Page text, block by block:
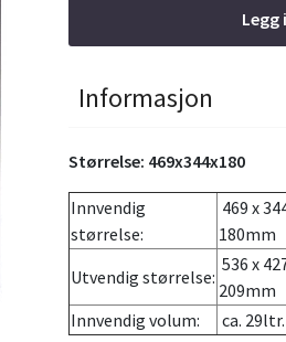
Legg
Informasjon
Størrelse: 469x344x180
Innvendig
størrelse:
469 x
180mm
Utvendig størrelse:
536 x
209mm
Innvendig volum:
ca. 29ltr.